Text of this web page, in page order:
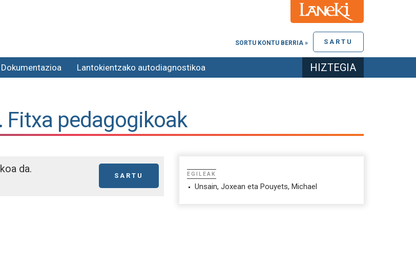
SARTU
SORTU KONTU BERRIA »
Dokumentazioa Lantokientzako autodiagnostikoa HIZTEGIA
Fitxa pedagogikoak
da.
SARTU
EGILEAK
Unsain, Joxean eta Pouyets, Michael